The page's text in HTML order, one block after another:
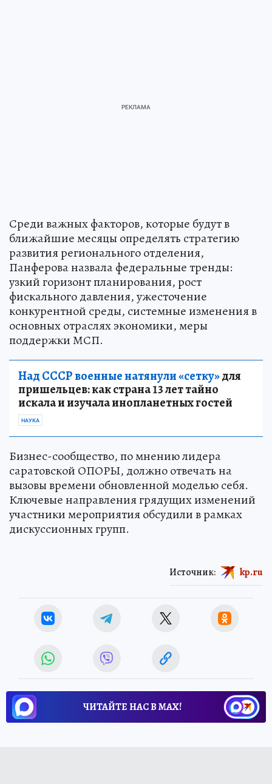
Среди важных факторов, которые будут в
ближайшие месяцы определять стратегию
развития регионального отделения,
Панферова назвала федеральные тренды:
узкий горизонт планирования, рост
фискального давления, ужесточение
конкурентной среды, системные изменения в
основных отраслях экономики, меры
поддержки МСП.
Над СССР военные натянули «сетку»для
пришельцев: как страна 13 лет тайно
искала и изучала инопланетных гостей
НАУКА
Бизнес-сообщество, по мнению лидера
саратовской ОПОРЫ, должно отвечать на
вызовы времени обновленной моделью себя.
Ключевые направления грядущих изменений
участники мероприятия обсудили в рамках
дискуссионных групп.
Источник: kp.ru
ЧИТАЙТЕ НАС В МАХ!